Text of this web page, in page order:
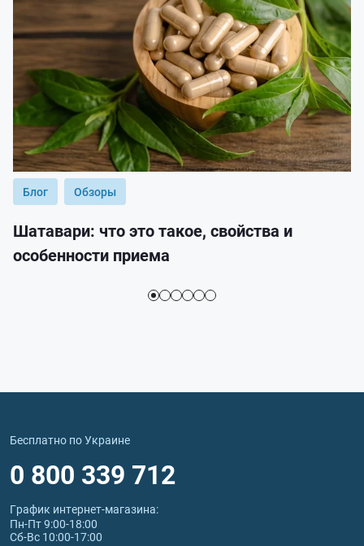
Блог Обзоры
Шатавари: что это такое, свойства и
особенности приема
Бесплатно по Украине
0 800 339 712
График интернет‑магазина:
Пн-Пт 9:00-18:00
Сб-Вс 10:00-17:00